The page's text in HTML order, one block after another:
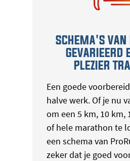
SCHEMA'S VAN
GEVARIEERD
PLEZIER
Een goede
halve werk. Of je nu
om een 5 km, 10 km,
of hele marathon te
een schema van
zeker dat je goed